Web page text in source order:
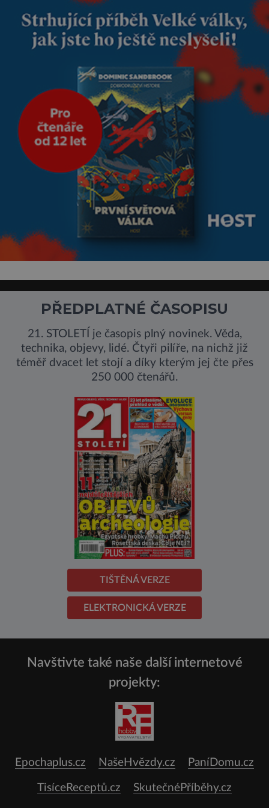
dobře zaopatřený mladý muž.
Manželství nám oběma moc
nesvědčilo, brzy jsme zjistili, že
PŘEDPLATNÉ ČASOPISU
21. STOLETÍ je časopis plný novinek. Věda,
technika, objevy, lidé. Čtyři pilíře, na nichž již
téměř dvacet let stojí a díky kterým jej čte přes
250 000 čtenářů.
TIŠTĚNÁ VERZE
ELEKTRONICKÁ VERZE
Navštivte také naše další internetové
projekty:
Epochaplus.cz NašeHvězdy.cz PaníDomu.cz
TisíceReceptů.cz SkutečnéPříběhy.cz